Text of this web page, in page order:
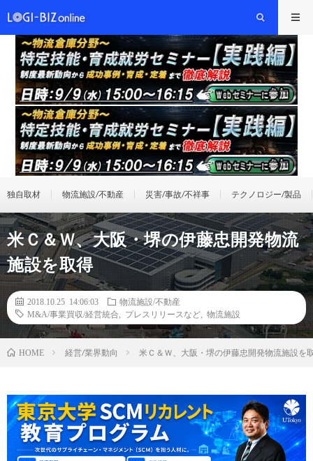
独自取材 物流施設/不動産 災害/事故/不祥事 テクノロジー/製品
米Ｃ＆Ｗ、大阪・堺の伊藤忠開発物流
施設を取得
2018.10.25 14:06:03
物流施設/不動産
M&A/事業買収/経営統合
プレスリリースなど 物流施設
HOME 経営/業界動向 米Ｃ＆Ｗ、大阪・堺の伊藤忠開発物流施設を